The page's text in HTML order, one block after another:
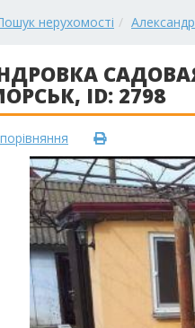
нерухомості
ID: 2798